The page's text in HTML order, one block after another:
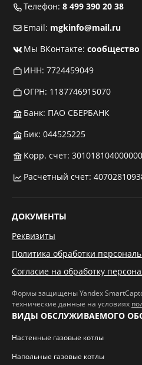
Телефон: 8 499 390 20 38
Email: mgkinfo@mail.ru
Мы ВКонтакте: сообщество
ИНН: 7724459049
ОГРН: 1187746915070
Банк: ПАО СБЕРБАНК
Бик: 044525225
Корр. счет:
Расчетный счет:
ДОКУМЕНТЫ
Реквизиты
Политика обработки
Согласие на обработку
Формы защищены Yandex
технические данные на условиях
ВИДЫ ОБСЛУЖИВАЕМОГО
Настенные газовые котлы
Напольные газовые котлы